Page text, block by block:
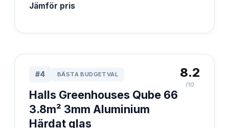
Jämför pris
#4 BÄSTA BUDGETVAL
Halls Greenhouses Qube 66
3.8m² 3mm Aluminium
Härdat glas
8.2
/10